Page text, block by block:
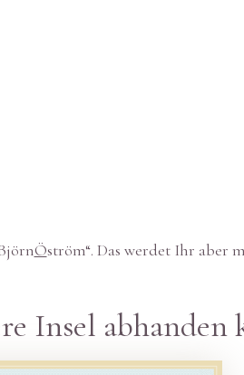
Öström“. Das werdet Ihr aber
Insel abhanden